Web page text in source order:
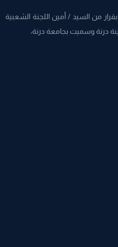
من السيد / أمين اللجنة الشعبية